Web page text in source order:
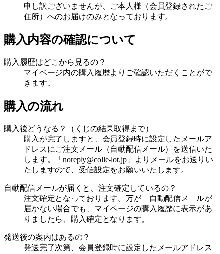
申し訳ございませんが、ご本人様（会員登録されたご
住所）へのお届けのみとなっております。
購入内容の確認について
購入履歴はどこから見るの？
マイページ内の購入履歴よりご確認いただくことがで
きます。
購入の流れ
購入後どうなる？（くじの結果取得まで）
購入が完了しますと、会員登録時に設定したメールア
ドレスにご注文メール（自動配信メール）を送信いた
します。「noreply@colle-lot.jp」よりメールをお送りい
たしますので、受信設定をお願いいたします。
自動配信メールが届くと、注文確定しているの？
注文確定となっております。万が一自動配信メールが
届かない場合でも、マイページの購入履歴に表示があ
りましたら、購入確定となります。
発送後の案内はあるの？
発送完了次第、会員登録時に設定したメールアドレス